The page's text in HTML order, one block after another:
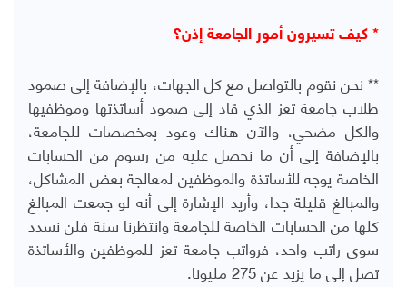
* كيف تسيرون أمور الجامعة إذن؟
** نحن نقوم بالتواصل مع كل الجهات، بالإضافة إلى صمود
طلاب جامعة تعز الذي قاد إلى صمود أساتذتها وموظفيها
والكل مضحي، والآن هناك وعود بمخصصات للجامعة،
بالإضافة إلى أن ما نحصل عليه من رسوم من الحسابات
الخاصة يوجه للأساتذة والموظفين لمعالجة بعض المشاكل،
والمبالغ قليلة جدا، وأريد الإشارة إلى أنه لو جمعت المبالغ
كلها من الحسابات الخاصة للجامعة وانتظرنا سنة فلن نسدد
سوى راتب واحد، فرواتب جامعة تعز للموظفين والأساتذة
تصل إلى ما يزيد عن 275 مليونا.